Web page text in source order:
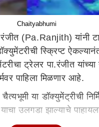
Chaityabhumi
(Pa.Ranjith) यांनी
स्क्रिप्ट
ट्रेलर पा.रंजीत
पाहिला मिळणार आहे.
या डॉक्युमेंट्रीची
उलगडा झाल्याचे